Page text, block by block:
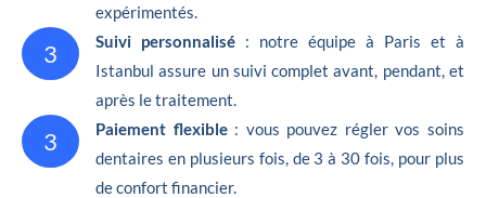
expérimentés.
3 Suivi personnalisé : notre équipe à Paris et à
Istanbul assure un suivi complet avant, pendant, et
après le traitement.
3 Paiement flexible: vous pouvez régler vos soins
dentaires en plusieurs fois, de 3 à 30 fois, pour plus
de confort financier.